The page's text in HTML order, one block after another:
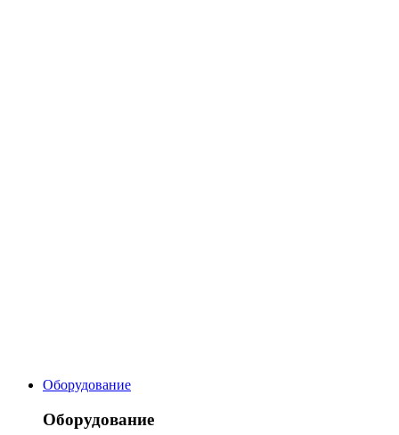
Оборудование
Оборудование